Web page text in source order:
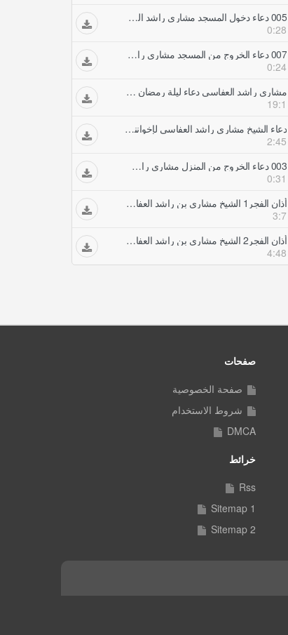
005 دعاء دخول المسجد مشاري راشد العفاسي
0:28
007 دعاء الخروج من المسجد مشاري راشد العفاسي
0:24
مشاري راشد العفاسي دعاء ليلة رمضان من المسجد الكبير لعام ه
19:1
دعاء الشيخ مشاري راشد العفاسي لإخواننا في فلسطين
2:45
003 دعاء الخروج من المنزل مشاري راشد العفاسي
0:31
أذان الفجر1 الشيخ مشاري بن راشد العفاسي الأذان بعدة أصوات ندية
3:7
أذان الفجر2 الشيخ مشاري بن راشد العفاسي الأذان بعدة أصوات ندية
4:48
صفحات
صفحة الخصوصية
شروط الاستخدام
DMCA
خرائط
Rss
Sitemap 1
Sitemap 2